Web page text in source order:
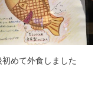
初めて外食しました